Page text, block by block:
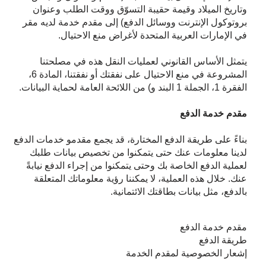
وتاريخ الميلاد وقيمة حقيبة التسوّق ووقت الطلب وعنوان
بروتوكول الإنترنت ووسائل الدفع) إلى مقدم خدمة لديه مقر
في الإمارات العربية المتحدة لأغراض منع الاحتيال.
يتمثل الأساس القانوني لعمليات النقل هذه في مصلحتنا
المشروعة في منع الاحتيال على نفقتك أو نفقتنا، المادة 6،
الفقرة 1، الجملة 1 البند و) من اللائحة العامة لحماية البيانات.
مقدم خدمة الدفع
بناءً على طريقة الدفع المختارة، قد يجمع مقدمو خدمات الدفع
لدينا معلومات عنك حتى يتمكنوا من تخصيص بيانات طلبك
لعملية الدفع الخاصة بك وحتى يتمكنوا من إجراء الدفع نيابةً
عنك. خلال هذه العملية، لا يمكننا رؤية معلوماتك المتعلقة
بالدفع، مثل بيانات بطاقتك الائتمانية.
مقدم خدمة الدفع
طريقة الدفع
إشعار الخصوصية لمقدم الخدمة